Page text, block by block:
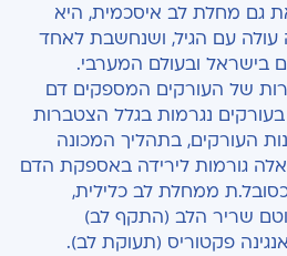
גם מחלת לב איסכמית, היא
עולה עם הגיל, ושנחשבת לאחד
בישראל ובעולם המערבי.
של העורקים המספקים דם
בעורקים נגרמות בגלל הצטברות
העורקים, בתהליך המכונה
גורמות לירידה באספקת הדם
ממחלת לב כלילית,
שריר הלב (התקף לב)
פקטוריס (תעוקת לב).